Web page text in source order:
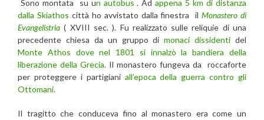
Sono montata su un autobus . Adappena 5 km di distanza
dalla Skiathos città ho avvistato dalla finestra ilMonastero di
Evangelistria ( XVIII sec. ). Fu realizzato sulle reliquie di una
precedente chiesa da un gruppo dimonaci dissidenti del
Monte Athos dove nel 1801 si innalzò la bandiera della
liberazione della Grecia. Il monastero fungeva da roccaforte
per proteggere i partigiani all’epoca della guerra contro gli
Ottomani.
Il tragitto che conduceva fino al monastero era come un